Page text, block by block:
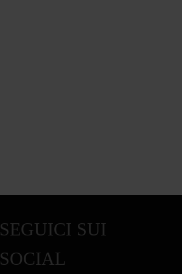
SEGUICI SUI
SOCIAL